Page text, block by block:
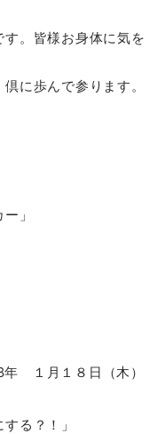
。皆様お身体に気を
に歩んで参ります。
」
１月１８日（木）
る？！」